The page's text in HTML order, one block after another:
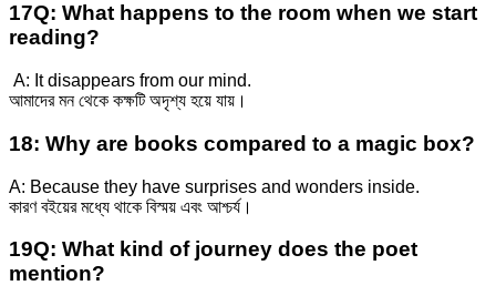
17Q: What happens to the room when we start
reading?
A: It disappears from our mind.
আমাদের মন থেকে কক্ষটি অদৃশ্য হয়ে যায়।
18: Why are books compared to a magic box?
A: Because they have surprises and wonders inside.
কারণ বইয়ের মধ্যে থাকে বিস্ময় এবং আশ্চর্য।
19Q: What kind of journey does the poet
mention?